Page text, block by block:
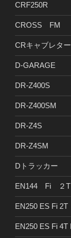
CRF250R
CROSS FM
CRキャブレター
D-GARAGE
DR-Z400S
DR-Z400SM
DR-Z4S
DR-Z4SM
Dトラッカー
EN144 Fi ２
EN250 ES Fi 2T
EN250 ES Fi 4T